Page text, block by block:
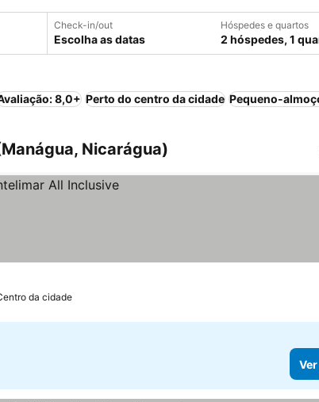
Check-in/out
Escolha as datas
Hóspedes e quartos
2 hóspedes, 1
8,0+ Perto do centro da cidade Pequeno-
Nicarágua)
da cidade